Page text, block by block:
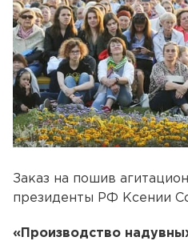
Заказ на пошив
президенты РФ Ксении
«Производство